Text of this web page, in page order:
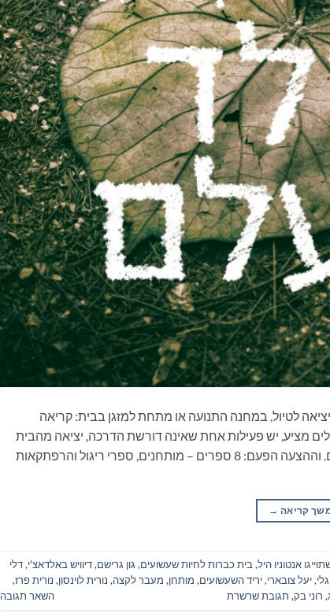
לטיול, במחנה התנועה או מתחת למזגן בבית: קריאה
מציע, יש פעילות אחת שאינה דורשת הדרכה, יציאה מהבית
ונסיעה, התארגנות ממושכת ואפילו שיחה: קריאת ספרים. וההצעה הפעם: 8 ספרים – מותחנים, ספרי ריגול והרפתקאות
קריאה →
אנטוניו היל,בית כברות לחיות שעשועים, גון גרישם,דיוויש באלדאצ'י,דלי
,יעל צובארי,יריד השעשועים, מותחן, מעבר לקצה, נורית לוינסון, נורית פרז,
, רוני בק, תגובת שרשרת השאר תגובה